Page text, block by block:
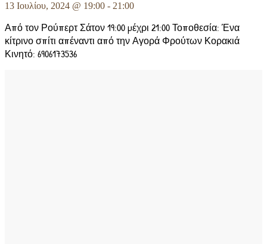
13 Ιουλίου, 2024 @ 19:00 - 21:00
Από τον Ρούπερτ Σάτον 19:00 μέχρι 21:00 Τοποθεσία: Ένα
κίτρινο σπίτι απέναντι από την Αγορά Φρούτων Κορακιά
Κινητό: 6906173536